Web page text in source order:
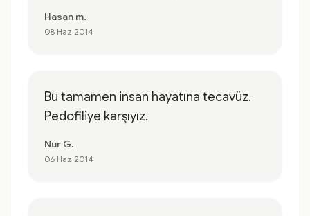
Hasan m.
08 Haz 2014
Bu tamamen insan hayatına tecavüz.
Pedofiliye karşıyız.
Nur G.
06 Haz 2014